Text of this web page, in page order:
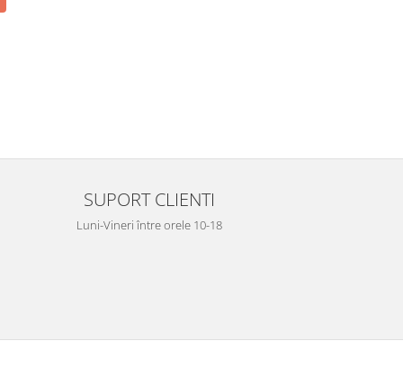
SUPORT CLIENTI
Luni-Vineri între orele 10-18